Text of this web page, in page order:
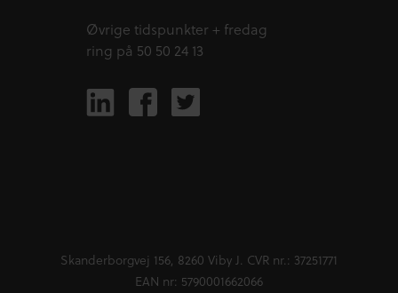
Øvrige tidspunkter + fredag
ring på 50 50 24 13
Skanderborgvej 156, 8260 Viby J. CVR nr.: 37251771
EAN nr: 5790001662066